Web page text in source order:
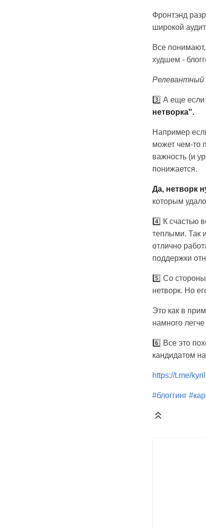
Фронтэнд
широкой
Все
худшем -
Релевантный
3️⃣ А еще если
нетворка".
Например
может чем-то
важность (и
понижается.
Да, нетворк
которым
4️⃣ К счастью
теплыми. Так
отлично
поддержки
5️⃣ Со
нетворк. Но
Это как в
намного
6️⃣ Все это
кандидатом
https://t.me/
#блоггинг